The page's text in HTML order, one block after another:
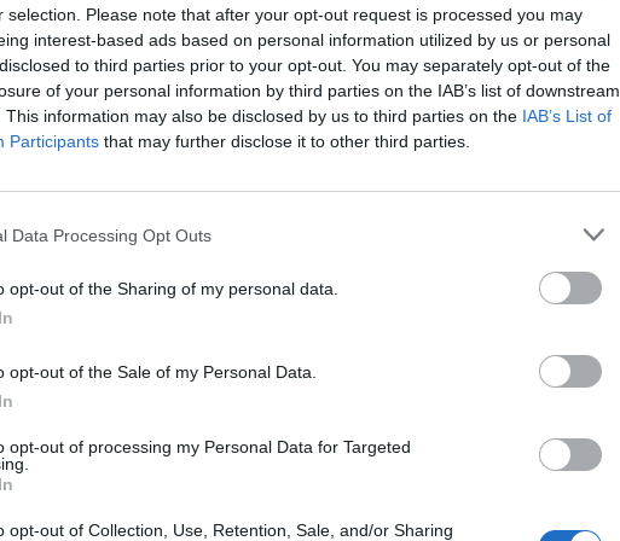
selection. Please note that after your opt-out request is processed you may
interest-based ads based on personal information utilized by us or personal
to third parties prior to your opt-out. You may separately opt-out of the
of your personal information by third parties on the IAB’s list of downstream
This information may also be disclosed by us to third parties on the IAB’s List of
Participants that may further disclose it to other third parties.
Data Processing Opt Outs
opt-out of the Sharing of my personal data.
opt-out of the Sale of my Personal Data.
opt-out of processing my Personal Data for Targeted
opt-out of Collection, Use, Retention, Sale, and/or Sharing
ma non l'abbiamo vissuto con troppa
di capire la grandezza del lavoro che
e aggiustati, Cesc ha sempre creduto di
ciò in cui crede lui crediamo noi. Io so che
lavora, arriverà ad ogni partita con l'idea
col Barcellona abbiamo provato ad
abbiamo imparato molto. Avere il
a Como sarebbe fantastico".